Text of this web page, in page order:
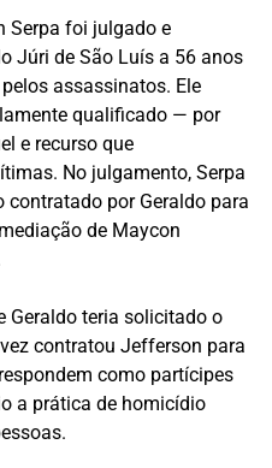
Serpa foi julgado e
Júri de São Luís a 56 anos
assassinatos. Ele
qualificado — por
e recurso que
No julgamento, Serpa
contratado por Geraldo para
de Maycon
Geraldo teria solicitado o
contratou Jefferson para
como partícipes
a prática de homicídio